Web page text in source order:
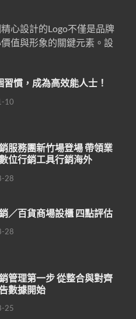
心設計的Logo不僅是品牌
值與形象的關鍵元素。設
習慣，成為高效能人士！
10
服務團新竹場登場 帶領業
位行銷工具行銷海外
28
／百貨商場設櫃 四點評估
28
管理第一步 從整合與對齊
數據開始
25